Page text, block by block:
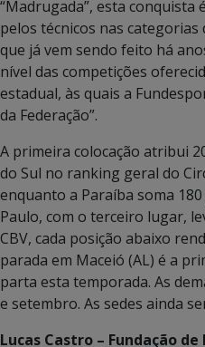
“Madrugada”, esta
pelos técnicos nas categorias
que já vem sendo feito há
nível das competições
estadual, às quais a
da Federação”.
A primeira colocação atribui
do Sul no ranking geral do
enquanto a Paraíba soma
Paulo, com o terceiro lugar,
CBV, cada posição abaixo
parada em Maceió (AL) é a
parta esta temporada. As
e setembro. As sedes ainda
Lucas Castro – Fundação